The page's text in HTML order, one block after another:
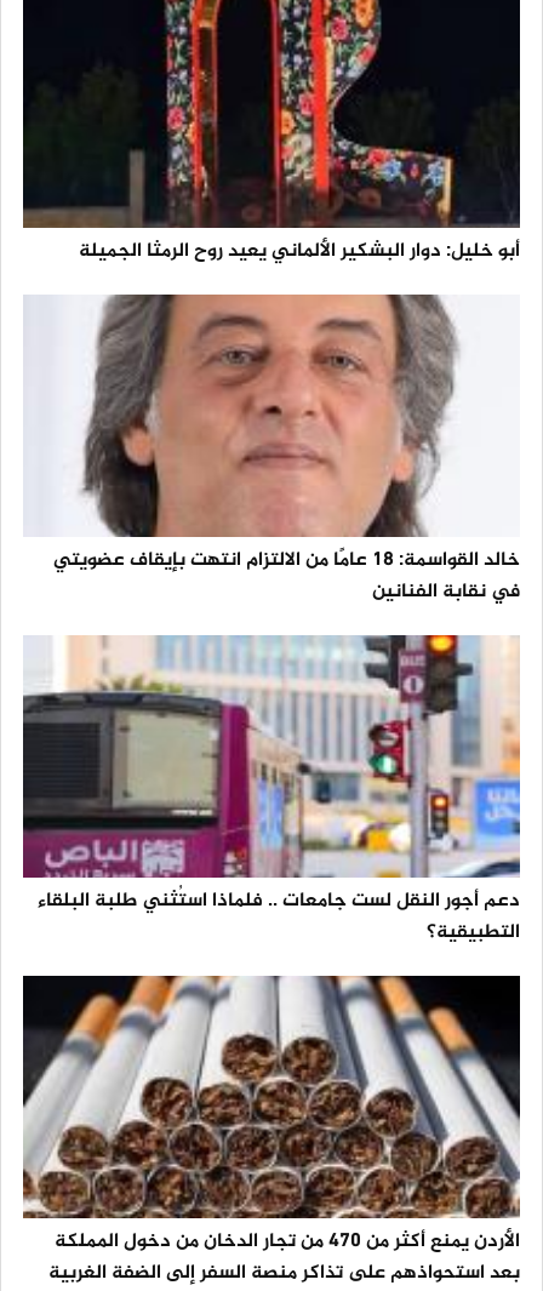
أبو خليل: دوار البشكير الألماني يعيد روح الرمثا الجميلة
خالد القواسمة: 18 عامًا من الالتزام انتهت بإيقاف عضويتي
في نقابة الفنانين
دعم أجور النقل لست جامعات .. فلماذا استُثني طلبة البلقاء
التطبيقية؟
الأردن يمنع أكثر من 470 من تجار الدخان من دخول المملكة
بعد استحواذهم على تذاكر منصة السفر إلى الضفة الغربية